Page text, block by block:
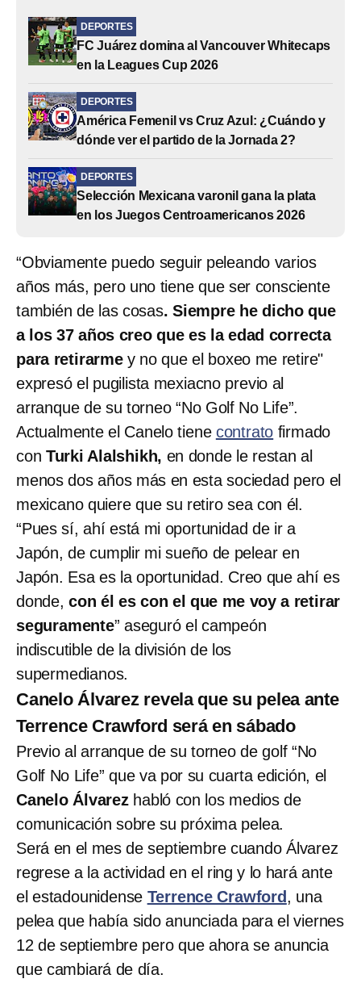
DEPORTES
FC Juárez domina al Vancouver Whitecaps
en la Leagues Cup 2026
DEPORTES
América Femenil vs Cruz Azul: ¿Cuándo y
dónde ver el partido de la Jornada 2?
DEPORTES
Selección Mexicana varonil gana la plata
en los Juegos Centroamericanos 2026
“Obviamente puedo seguir peleando varios
años más, pero uno tiene que ser consciente
también de las cosas. Siempre he dicho que
a los 37 años creo que es la edad correcta
para retirarmey no que el boxeo me retire"
expresó el pugilista mexiacno previo al
arranque de su torneo “No Golf No Life”.
Actualmente el Canelo tiene contrato firmado
con Turki Alalshikh, en donde le restan al
menos dos años más en esta sociedad pero el
mexicano quiere que su retiro sea con él.
“Pues sí, ahí está mi oportunidad de ir a
Japón, de cumplir mi sueño de pelear en
Japón. Esa es la oportunidad. Creo que ahí es
donde, con él es con el que me voy a retirar
seguramente” aseguró el campeón
indiscutible de la división de los
supermedianos.
Canelo Álvarez revela que su pelea ante
Terrence Crawford será en sábado
Previo al arranque de su torneo de golf “No
Golf No Life” que va por su cuarta edición, el
Canelo Álvarezhabló con los medios de
comunicación sobre su próxima pelea.
Será en el mes de septiembre cuando Álvarez
regrese a la actividad en el ring y lo hará ante
el estadounidense Terrence Crawford , una
pelea que había sido anunciada para el viernes
12 de septiembre pero que ahora se anuncia
que cambiará de día.